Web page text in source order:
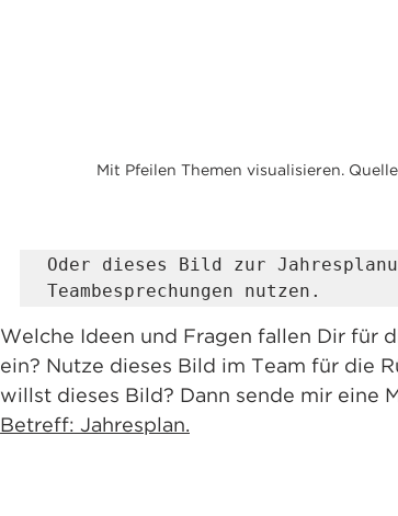
Mit Pfeilen Themen visualisieren.
Oder dieses Bild zur
Teambesprechungen nutzen.
Welche Ideen und Fragen fallen Dir für
ein? Nutze dieses Bild im Team für die
willst dieses Bild? Dann sende mir eine
Betreff: Jahresplan.